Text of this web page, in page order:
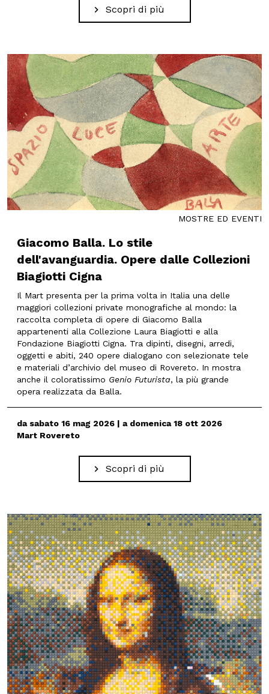
Scopri di più
MOSTRE ED EVENTI
Giacomo Balla. Lo stile
dell'avanguardia. Opere dalle Collezioni
Biagiotti Cigna
Il Mart presenta per la prima volta in Italia una delle
maggiori collezioni private monografiche al mondo: la
raccolta completa di opere di Giacomo Balla
appartenenti alla Collezione Laura Biagiotti e alla
Fondazione Biagiotti Cigna. Tra dipinti, disegni, arredi,
oggetti e abiti, 240 opere dialogano con selezionate tele
e materiali d’archivio del museo di Rovereto. In mostra
anche il coloratissimo Genio Futurista, la più grande
opera realizzata da Balla.
da sabato 16 mag 2026 | a domenica 18 ott 2026
Mart Rovereto
Scopri di più